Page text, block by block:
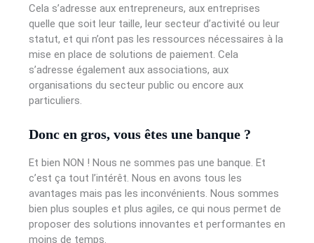
Cela s’adresse aux entrepreneurs, aux entreprises
quelle que soit leur taille, leur secteur d’activité ou leur
statut, et qui n’ont pas les ressources nécessaires à la
mise en place de solutions de paiement. Cela
s’adresse également aux associations, aux
organisations du secteur public ou encore aux
particuliers.
Donc en gros, vous êtes une banque ?
Et bien NON ! Nous ne sommes pas une banque. Et
c’est ça tout l’intérêt. Nous en avons tous les
avantages mais pas les inconvénients. Nous sommes
bien plus souples et plus agiles, ce qui nous permet de
proposer des solutions innovantes et performantes en
moins de temps.